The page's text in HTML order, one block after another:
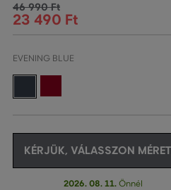
46 990 Ft
23 490 Ft
EVENING BLUE
KÉRJÜK, VÁLASSZON
2026. 08. 11.Önnél